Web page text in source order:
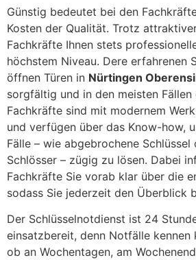
Günstig bedeutet bei den
Kosten der Qualität. Trotz
Fachkräfte Ihnen stets
höchstem Niveau. Dere erfahrenen
öffnen Türen in Nürtingen
sorgfältig und in den meisten Fällen
Fachkräfte sind mit modernem
und verfügen über das Know-how,
Fälle – wie abgebrochene
Schlösser – zügig zu lösen. Dabei
Fachkräfte Sie vorab klar über die
sodass Sie jederzeit den Überblick
Der Schlüsselnotdienst ist 24
einsatzbereit, denn Notfälle kennen
ob an Wochentagen, am